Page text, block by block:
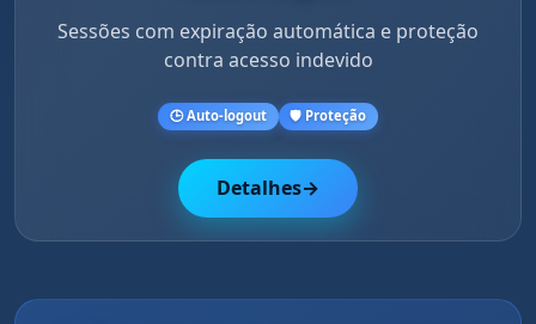
Sessões com expiração automática e proteção
contra acesso indevido
🕒 Auto-logout 🛡️ Proteção
Detalhes→